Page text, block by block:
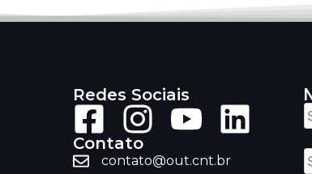
Redes Sociais
Contato
contato@out.cnt.br